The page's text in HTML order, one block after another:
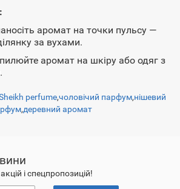
аромат на точки пульсу —
за вухами.
аромат на шкіру або одяг з
perfume,чоловічий парфум,нішевий
,деревний аромат
і спецпропозицій!